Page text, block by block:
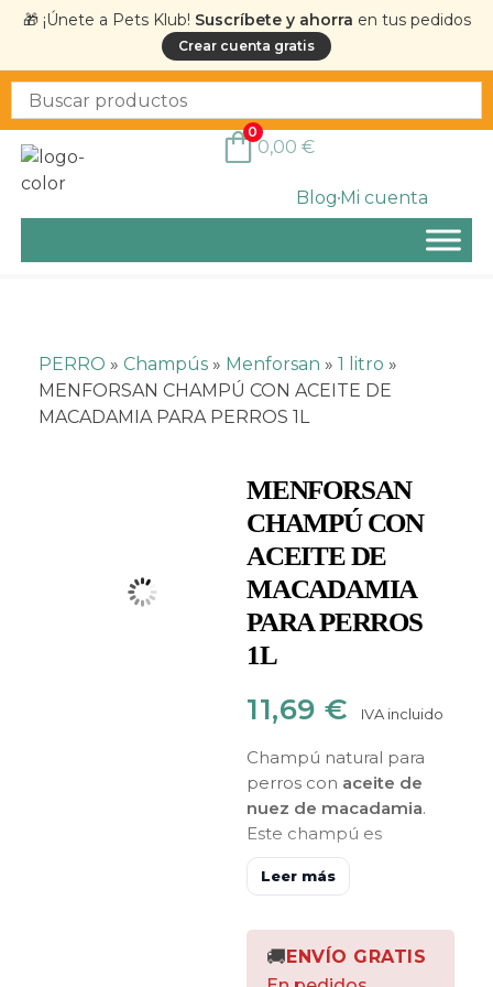
🎁 ¡Únete a Pets Klub! Suscríbete y ahorra en tus pedidos
Crear cuenta gratis
BlogMi cuenta
0
0,00 €
PERRO » Champús » Menforsan » 1 litro »
MENFORSAN CHAMPÚ CON ACEITE DE
MACADAMIA PARA PERROS 1L
MENFORSAN
CHAMPÚ CON
ACEITE DE
MACADAMIA
PARA PERROS
1L
11,69 € IVA incluido
Champú natural para
perros con aceite de
nuez de macadamia.
Este champú es
excelente para realzar
labelleza del pelaje
pielydeshacer nudos
en el pelo. El aceite de
Leer más
🚚 ENVÍO GRATIS